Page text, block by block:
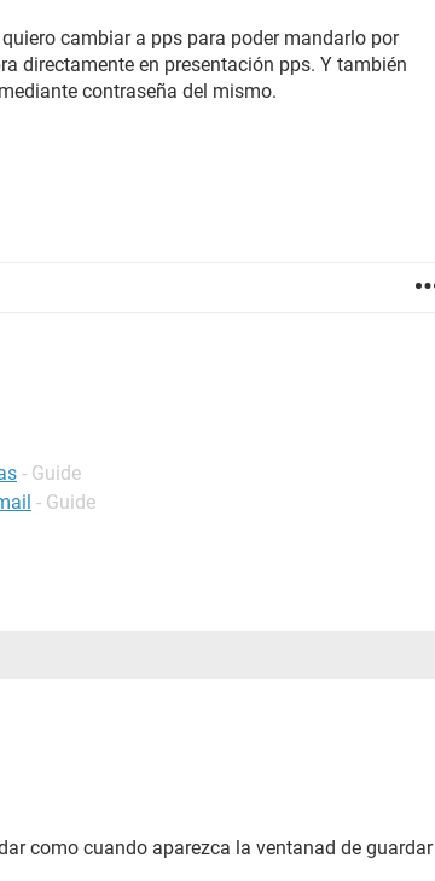
cambiar a pps para poder mandarlo por
directamente en presentación pps. Y también
contraseña del mismo.
- Guide
- Guide
como cuando aparezca la ventanad de guardar